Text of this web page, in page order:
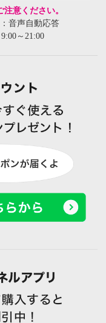
意ください。
音声自動応答
～21:00